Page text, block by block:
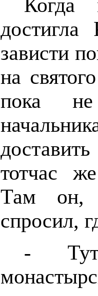
Когда
достигла
зависти
на
пока
тотчас
Там он,
спросил,
-